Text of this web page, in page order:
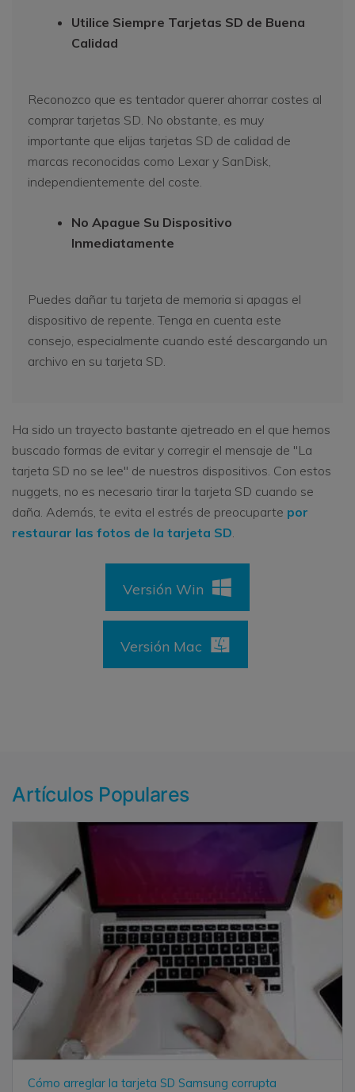
Utilice Siempre Tarjetas SD de Buena
Calidad
Reconozco que es tentador querer ahorrar costes al
comprar tarjetas SD. No obstante, es muy
importante que elijas tarjetas SD de calidad de
marcas reconocidas como Lexar y SanDisk,
independientemente del coste.
No Apague Su Dispositivo
Inmediatamente
Puedes dañar tu tarjeta de memoria si apagas el
dispositivo de repente. Tenga en cuenta este
consejo, especialmente cuando esté descargando un
archivo en su tarjeta SD.
Ha sido un trayecto bastante ajetreado en el que hemos
buscado formas de evitar y corregir el mensaje de "La
tarjeta SD no se lee" de nuestros dispositivos. Con estos
nuggets, no es necesario tirar la tarjeta SD cuando se
daña. Además, te evita el estrés de preocuparte por
restaurar las fotos de la tarjeta SD.
Versión Win
Versión Mac
Artículos Populares
Cómo arreglar la tarjeta SD Samsung corrupta